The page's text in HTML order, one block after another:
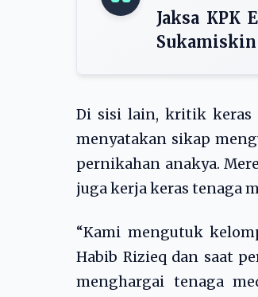
Jaksa KPK
Sukamiskin
Di sisi lain, kritik keras
menyatakan sikap
pernikahan anakya.
juga kerja keras tenaga
“Kami mengutuk
Habib Rizieq dan saat
menghargai tenaga